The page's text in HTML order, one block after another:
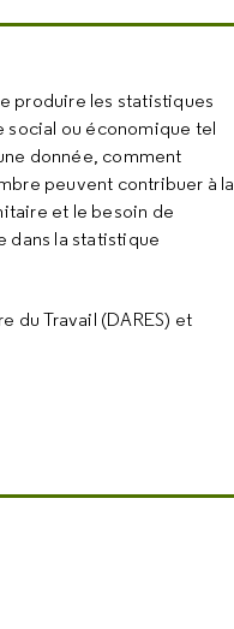
produire les statistiques
social ou économique tel
donnée, comment
peuvent contribuer à la
et le besoin de
dans la statistique
du Travail (DARES) et